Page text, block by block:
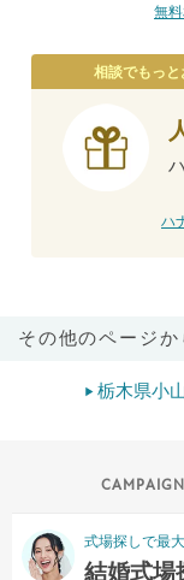
無
相談でもっと
ハ
その他のページか
栃木県小
式場探しで最
結婚式場